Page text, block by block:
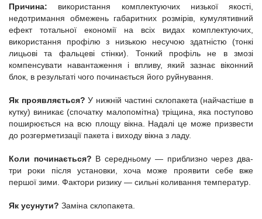
Причина: використання комплектуючих низької якості,
недотримання обмежень габаритних розмірів, кумулятивний
ефект тотальної економії на всіх видах комплектуючих,
використання профілю з низькою несучою здатністю (тонкі
лицьові та фальцеві стінки). Тонкий профіль не в змозі
компенсувати навантаження і впливу, який зазнає віконний
блок, в результаті чого починається його руйнування.
Як проявляється? У нижній частині склопакета (найчастіше в
кутку) виникає (спочатку малопомітна) тріщина, яка поступово
поширюється на всю площу вікна. Надалі це може призвести
до розгерметизації пакета і виходу вікна з ладу.
Коли починається? В середньому — приблизно через два-
три роки після установки, хоча може проявити себе вже
першої зими. Фактори ризику — сильні коливання температур.
Як усунути? Заміна склопакета.